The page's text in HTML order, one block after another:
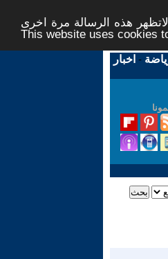
هذه الرسالة مرة اخرى -
This website uses cookies
- اخبار